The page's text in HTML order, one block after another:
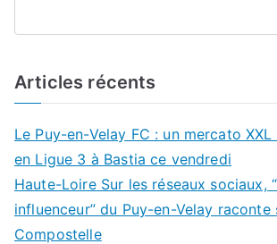
Articles récents
Le Puy-en-Velay FC : un mercato
en Ligue 3 à Bastia ce vendredi
Haute-Loire Sur les réseaux sociaux,
influenceur” du Puy-en-Velay raconte
Compostelle